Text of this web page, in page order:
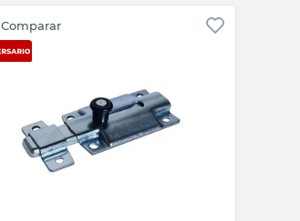
Comparar